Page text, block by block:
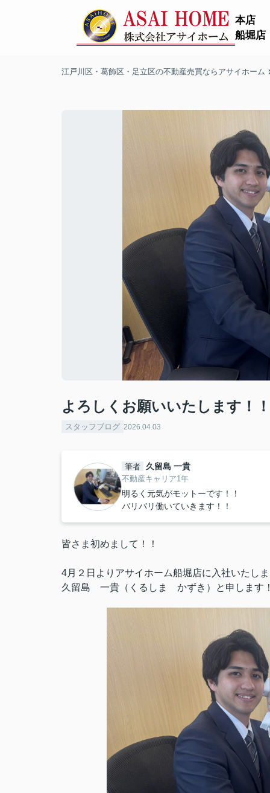
本店
船堀店
江戸川区・葛飾区・足立区の不動産売買ならアサイホーム
よろしくお願いいたします！！
スタッフブログ 2026.04.03
筆者 久留島 一貴
不動産キャリア1年
明るく元気がモットーです！！
バリバリ働いていきます！！
皆さま初めまして！！
4月２日よりアサイホーム船堀店に入社いたし
久留島 一貴（くるしま かずき）と申します